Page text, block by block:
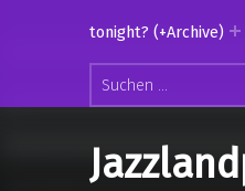
Suchen nach:
tonight? (+Archive)